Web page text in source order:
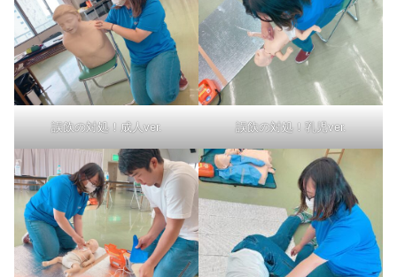
誤飲の対処！成人ver. 誤飲の対処！乳児ver.